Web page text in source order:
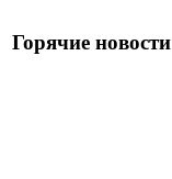
Горячие новости